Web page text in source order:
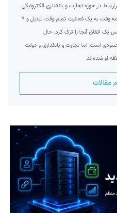
در حوزه تجارت و بانکداری الکترونیکی
آغاز کرد و پس از مدتی این فعالیت نیمه وقت به یک فعالیت تمام وقت تبدیل و ۹
یک اتفاق آنجا را ترک کرد. حال
است؛ اما تجارت و بانکداری و دولت
او شده‌اند.
مقالات